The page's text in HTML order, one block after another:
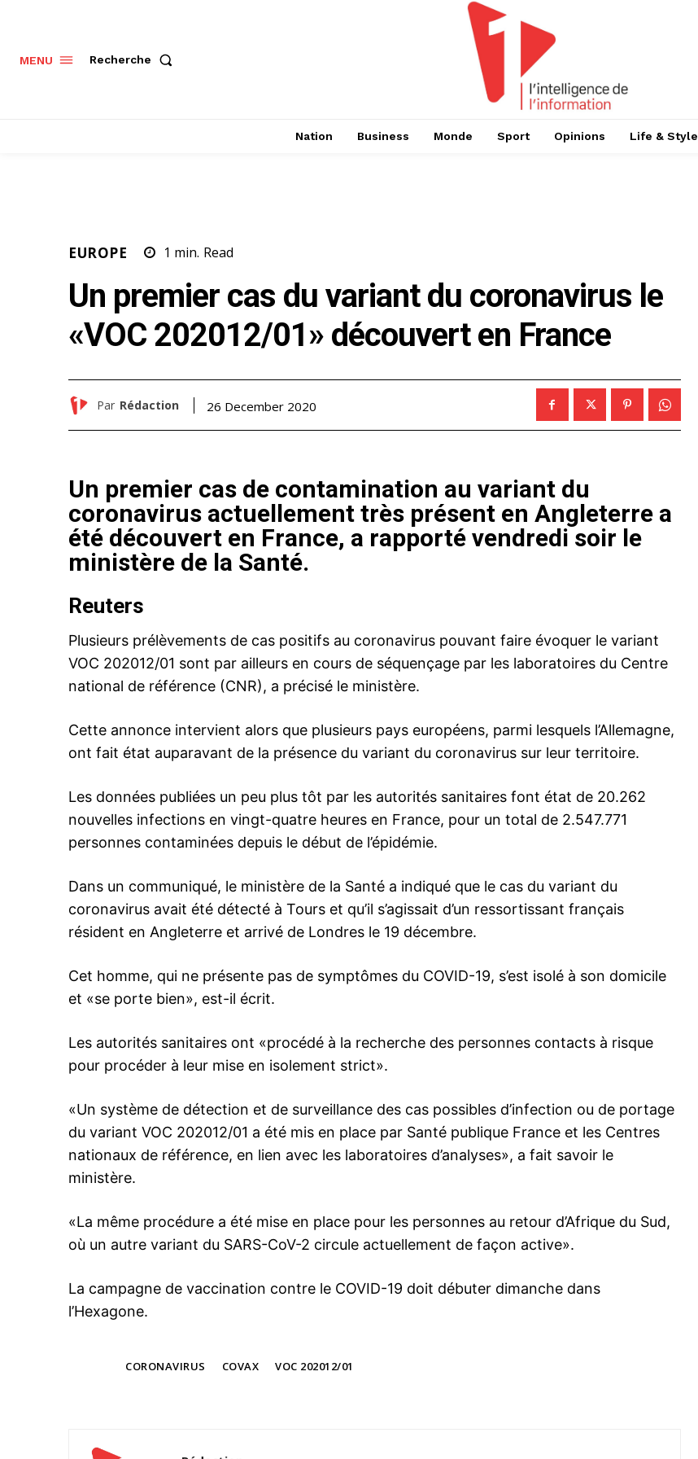
MENU Recherche
Nation Business Monde Sport Opinions Life & Style
EUROPE 1 min. Read
Un premier cas du variant du coronavirus le
«VOC 202012/01» découvert en France
Par Rédaction 26 December 2020
Un premier cas de contamination au variant du
coronavirus actuellement très présent en Angleterre a
été découvert en France, a rapporté vendredi soir le
ministère de la Santé.
Reuters
Plusieurs prélèvements de cas positifs au coronavirus pouvant faire évoquer le variant
VOC 202012/01 sont par ailleurs en cours de séquençage par les laboratoires du Centre
national de référence (CNR), a précisé le ministère.
Cette annonce intervient alors que plusieurs pays européens, parmi lesquels l’Allemagne,
ont fait état auparavant de la présence du variant du coronavirus sur leur territoire.
Les données publiées un peu plus tôt par les autorités sanitaires font état de 20.262
nouvelles infections en vingt-quatre heures en France, pour un total de 2.547.771
personnes contaminées depuis le début de l’épidémie.
Dans un communiqué, le ministère de la Santé a indiqué que le cas du variant du
coronavirus avait été détecté à Tours et qu’il s’agissait d’un ressortissant français
résident en Angleterre et arrivé de Londres le 19 décembre.
Cet homme, qui ne présente pas de symptômes du COVID-19, s’est isolé à son domicile
et «se porte bien», est-il écrit.
Les autorités sanitaires ont «procédé à la recherche des personnes contacts à risque
pour procéder à leur mise en isolement strict».
«Un système de détection et de surveillance des cas possibles d’infection ou de portage
du variant VOC 202012/01 a été mis en place par Santé publique France et les Centres
nationaux de référence, en lien avec les laboratoires d’analyses», a fait savoir le
ministère.
«La même procédure a été mise en place pour les personnes au retour d’Afrique du Sud,
où un autre variant du SARS-CoV-2 circule actuellement de façon active».
La campagne de vaccination contre le COVID-19 doit débuter dimanche dans
l’Hexagone.
CORONAVIRUS COVAX VOC 202012/01